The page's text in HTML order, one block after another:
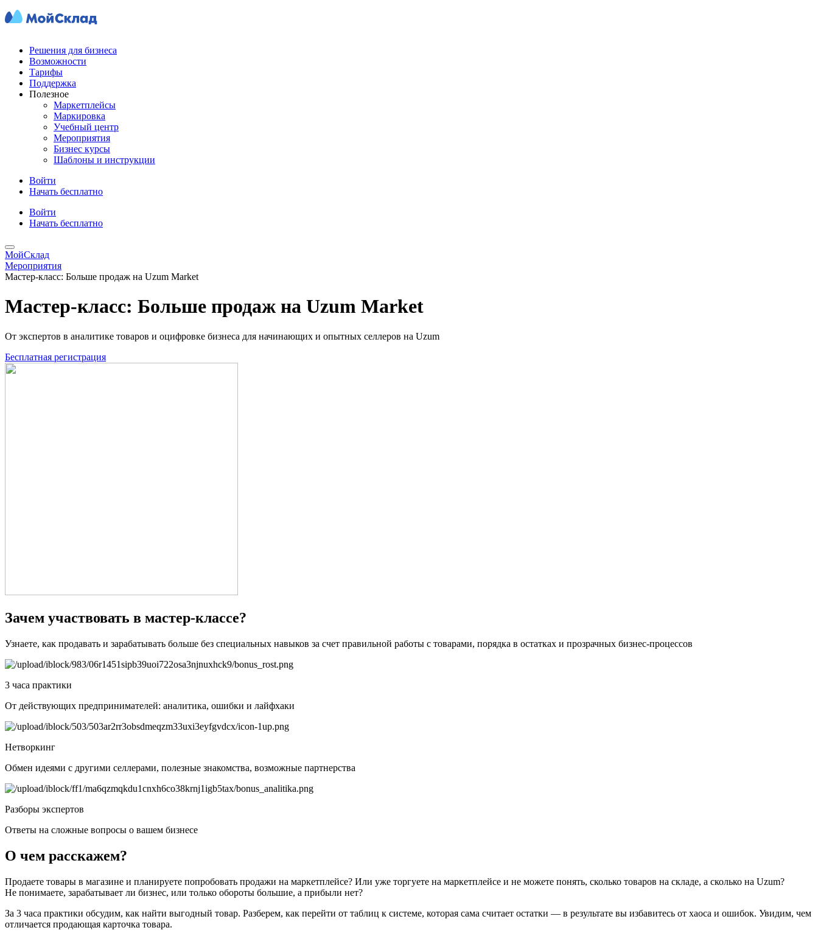
Решения для бизнеса
Возможности
Тарифы
Поддержка
Полезное
Маркетплейсы
Маркировка
Учебный центр
Мероприятия
Бизнес курсы
Шаблоны и инструкции
Войти
Начать бесплатно
Войти
Начать бесплатно
МойСклад
Мероприятия
Мастер-класс: Больше продаж на Uzum Market
Мастер-класс: Больше продаж на Uzum Market
От экспертов в аналитике товаров и оцифровке бизнеса для начинающих и опытных селлеров на Uzum
Бесплатная регистрация
Зачем участвовать в мастер-классе?
Узнаете, как продавать и зарабатывать больше без специальных навыков за счет правильной работы с товарами, порядка в остатках и прозрачных бизнес-процессов
3 часа практики
От действующих предпринимателей: аналитика, ошибки и лайфхаки
Нетворкинг
Обмен идеями с другими селлерами, полезные знакомства, возможные партнерства
Разборы экспертов
Ответы на сложные вопросы о вашем бизнесе
О чем расскажем?
Продаете товары в магазине и планируете попробовать продажи на маркетплейсе? Или уже торгуете на маркетплейсе и не можете понять, сколько товаров на складе, а сколько на Uzum?
Не понимаете, зарабатывает ли бизнес, или только обороты большие, а прибыли нет?
За 3 часа практики обсудим, как найти выгодный товар. Разберем, как перейти от таблиц к системе, которая сама считает остатки — в результате вы избавитесь от хаоса и ошибок. Увидим, чем
отличается продающая карточка товара.